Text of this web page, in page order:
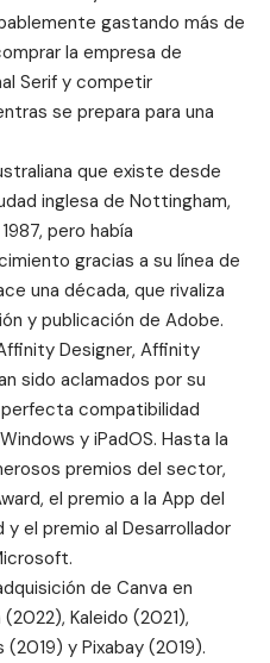
gastando más de
la empresa de
Serif y competir
se prepara para una
que existe desde
inglesa de Nottingham,
pero había
gracias a su línea de
una década, que rivaliza
y publicación de Adobe.
Designer, Affinity
sido aclamados por su
compatibilidad
y iPadOS. Hasta la
premios del sector,
el premio a la App del
y el premio al Desarrollador
de Canva en
Kaleido (2021),
y Pixabay (2019).